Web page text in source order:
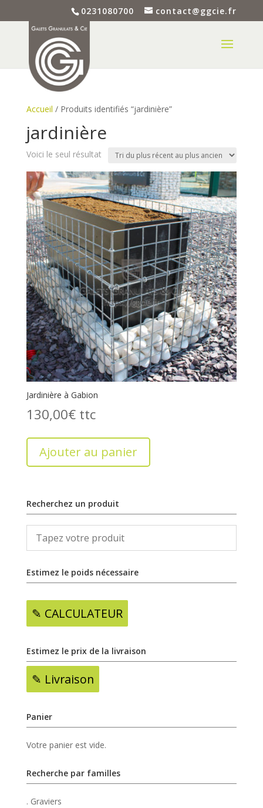
0231080700 contact@ggcie.fr
Accueil / Produits identifiés “jardinière”
jardinière
Voici le seul résultat
Jardinière à Gabion
130,00€
Ajouter au panier
Recherchez un produit
Estimez le poids nécessaire
✎ CALCULATEUR
Estimez le prix de la livraison
✎ Livraison
Panier
Votre panier est vide.
Recherche par familles
. Graviers